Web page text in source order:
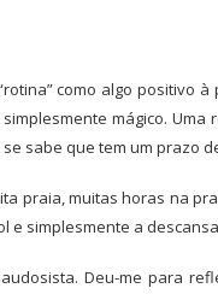
como algo positivo
mágico.
sabe que tem um prazo
praia, muitas horas na
e simplesmente a
Deu-me para